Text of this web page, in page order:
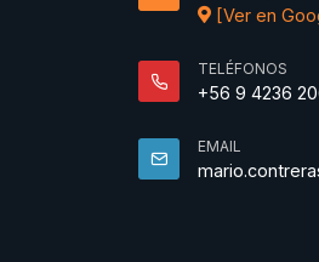
[Ver en
TELÉFONOS
+56 9 4236
EMAIL